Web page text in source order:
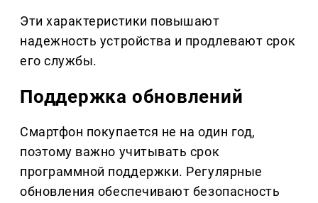
Эти характеристики повышают
надежность устройства и продлевают срок
его службы.
Поддержка обновлений
Смартфон покупается не на один год,
поэтому важно учитывать срок
программной поддержки. Регулярные
обновления обеспечивают безопасность